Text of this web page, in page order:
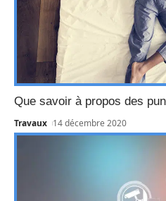
Que savoir à propos des
Travaux 14 décembre 2020